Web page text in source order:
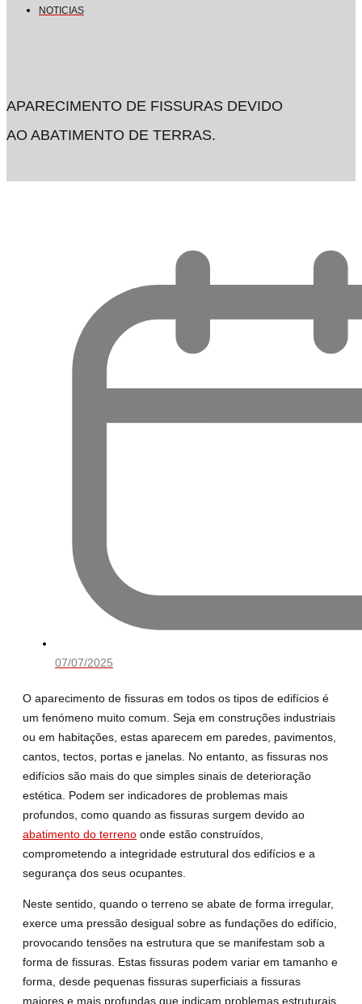
NOTICIAS
APARECIMENTO DE FISSURAS DEVIDO
AO ABATIMENTO DE TERRAS.
07/07/2025
O aparecimento de fissuras em todos os tipos de edifícios é
um fenómeno muito comum. Seja em construções industriais
ou em habitações, estas aparecem em paredes, pavimentos,
cantos, tectos, portas e janelas. No entanto, as fissuras nos
edifícios são mais do que simples sinais de deterioração
estética. Podem ser indicadores de problemas mais
profundos, como quando as fissuras surgem devido ao
abatimento do terreno onde estão construídos,
comprometendo a integridade estrutural dos edifícios e a
segurança dos seus ocupantes.
Neste sentido, quando o terreno se abate de forma irregular,
exerce uma pressão desigual sobre as fundações do edifício,
provocando tensões na estrutura que se manifestam sob a
forma de fissuras. Estas fissuras podem variar em tamanho e
forma, desde pequenas fissuras superficiais a fissuras
maiores e mais profundas que indicam problemas estruturais